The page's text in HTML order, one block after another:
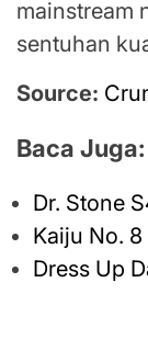
mainstream
sentuhan
Source:
Baca Juga:
Dr. Stone
Kaiju No. 8
Dress Up